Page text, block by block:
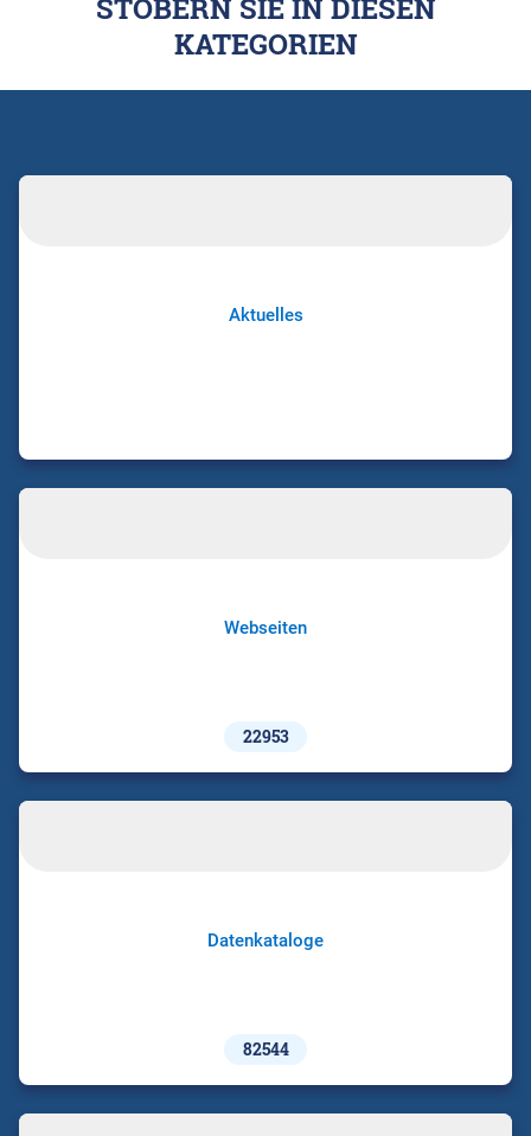
STÖBERN SIE IN DIESEN
KATEGORIEN
Aktuelles
Webseiten
22953
Datenkataloge
82544